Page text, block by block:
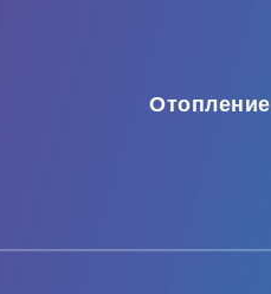
Отопление